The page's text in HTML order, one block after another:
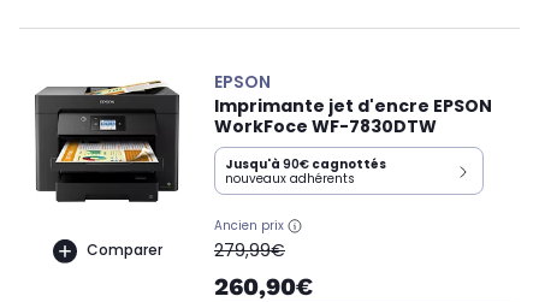
Comparer
EPSON
Imprimante jet d'encre EPSON
WorkFoce WF-7830DTW
Jusqu'à 90€ cagnottés
nouveaux adhérents
Ancien prix
oldPrice
279,99€
260,90€